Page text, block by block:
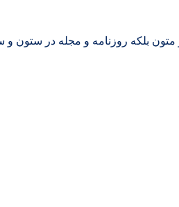
بلکه روزنامه و مجله در ستون